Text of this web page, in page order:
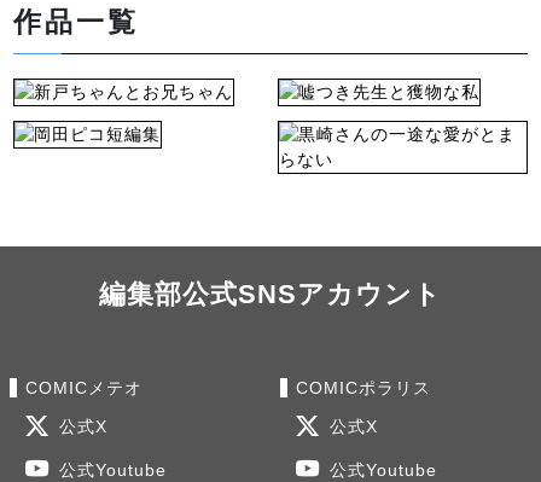
作品一覧
編集部公式SNSアカウント
COMICメテオ
公式X
公式Youtube
COMICポラリス
公式X
公式Youtube